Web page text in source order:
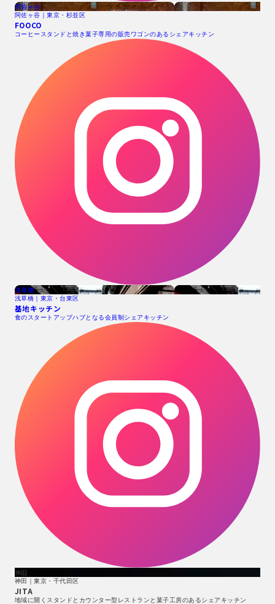
阿佐ヶ谷
阿佐ヶ谷｜東京・杉並区
FOOCO
コーヒースタンドと焼き菓子専用の販売ワゴンのあるシェアキッチン
浅草橋
浅草橋｜東京・台東区
基地キッチン
食のスタートアップハブとなる会員制シェアキッチン
神田
神田｜東京・千代田区
JITA
地域に開くスタンドとカウンター型レストランと菓子工房のあるシェアキッチン